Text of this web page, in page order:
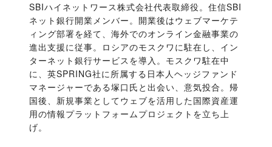
SBIハイネットワース株式会社代表取締役。住信SBI
ネット銀行開業メンバー。開業後はウェブマーケテ
ィング部署を経て、海外でのオンライン金融事業の
進出支援に従事。ロシアのモスクワに駐在し、イン
ターネット銀行サービスを導入。モスクワ駐在中
に、英SPRING社に所属する日本人ヘッジファンド
マネージャーである塚口氏と出会い、意気投合。帰
国後、新規事業としてウェブを活用した国際資産運
用の情報プラットフォームプロジェクトを立ち上
げ。